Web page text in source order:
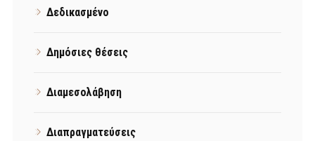
Δεδικασμένο
Δημόσιες θέσεις
Διαμεσολάβηση
Διαπραγματεύσεις